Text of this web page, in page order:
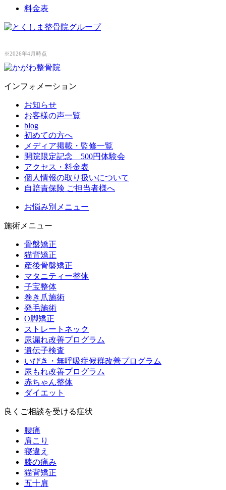
料金表
※2026年4月時点
インフォメーション
お知らせ
お客様の声一覧
blog
初めての方へ
メディア掲載・監修一覧
開院限定記念 500円体験会
アクセス・料金表
個人情報の取り扱いについて
自賠責保険 ご担当者様へ
お悩み別メニュー
施術メニュー
骨盤矯正
猫背矯正
産後骨盤矯正
マタニティー整体
子宝整体
巻き爪施術
発毛施術
O脚矯正
ストレートネック
尿漏れ改善プログラム
遺伝子検査
いびき・無呼吸症候群改善プログラム
尿もれ改善プログラム
赤ちゃん整体
ダイエット
良くご相談を受ける症状
腰痛
肩こり
寝違え
膝の痛み
猫背矯正
五十肩